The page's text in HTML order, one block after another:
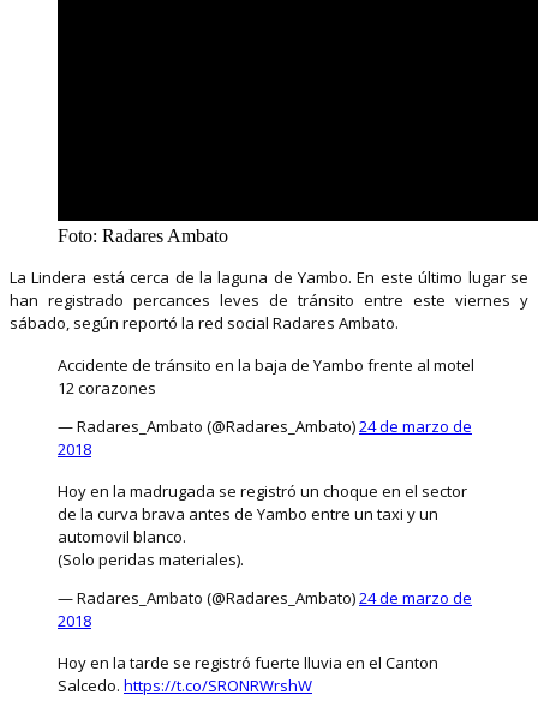
Foto: Radares Ambato
La Lindera está cerca de la laguna de Yambo. En este último lugar se
han registrado percances leves de tránsito entre este viernes y
sábado, según reportó la red social Radares Ambato.
Accidente de tránsito en la baja de Yambo frente al motel
12 corazones
— Radares_Ambato (@Radares_Ambato)24 de marzo de
2018
Hoy en la madrugada se registró un choque en el sector
de la curva brava antes de Yambo entre un taxi y un
automovil blanco.
(Solo peridas materiales).
— Radares_Ambato (@Radares_Ambato)24 de marzo de
2018
Hoy en la tarde se registró fuerte lluvia en el Canton
Salcedo. https://t.co/SRONRWrshW